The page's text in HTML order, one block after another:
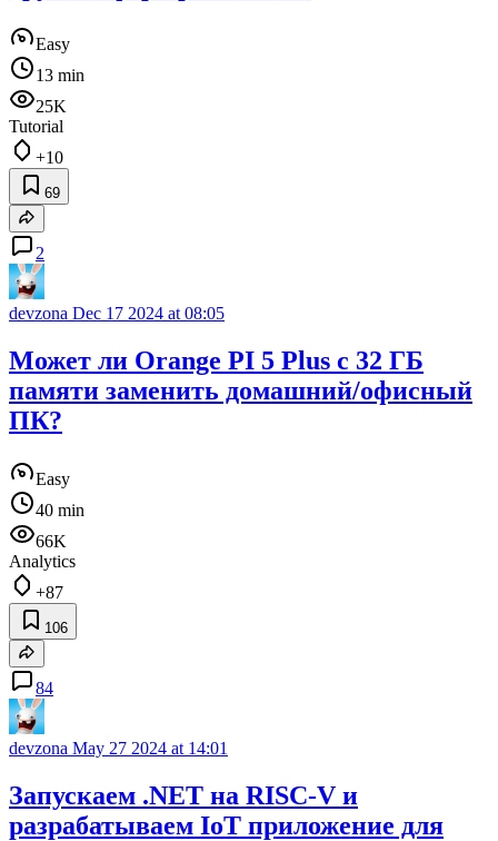
Easy
13 min
25K
Tutorial
+10
69
2
devzona Dec 17 2024 at 08:05
Может ли Orange PI 5 Plus с 32 ГБ
памяти заменить домашний/офисный
ПК?
Easy
40 min
66K
Analytics
+87
106
84
devzona May 27 2024 at 14:01
Запускаем .NET на RISC-V и
разрабатываем IoT приложение для